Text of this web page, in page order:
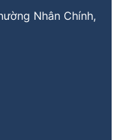
Nhân Chính,